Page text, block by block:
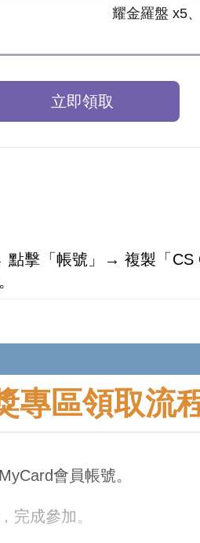
耀金羅盤 x5
立即領取
擊「帳號」→ 複製「
專區領取流
會員帳號。
完成參加。